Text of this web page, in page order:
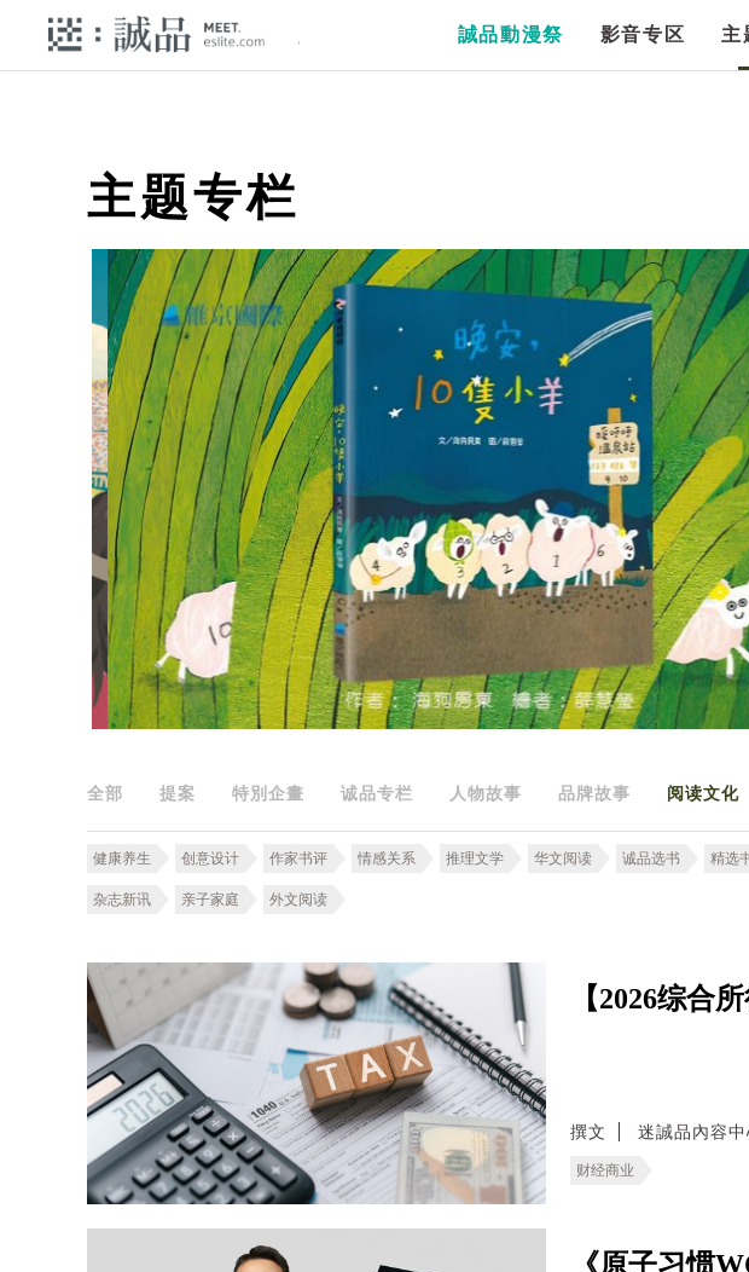
誠品動漫祭 影音专区 主
主题专栏
全部 提案 特別企畫 诚品专栏 人物故事 品牌故事 阅读文化
健康养生 创意设计 作家书评 情感关系 推理文学 华文阅读 诚品选书 精选
杂志新讯 亲子家庭 外文阅读
【2026综合
撰文 迷誠品內容中
财经商业
《原子习惯